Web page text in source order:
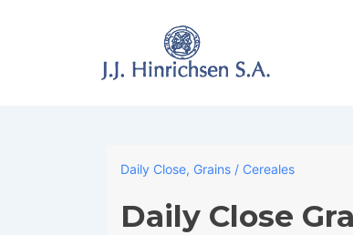
Daily Close, Grains / Cereales
Daily Close